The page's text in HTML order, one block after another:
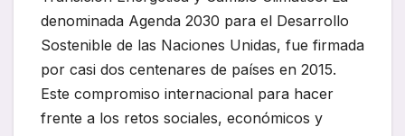
denominada Agenda 2030 para el Desarrollo
Sostenible de las Naciones Unidas, fue firmada
por casi dos centenares de países en 2015.
Este compromiso internacional para hacer
frente a los retos sociales, económicos y